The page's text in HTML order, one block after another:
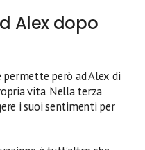
Alex dopo
permette però ad Alex di
vita. Nella terza
i suoi sentimenti per